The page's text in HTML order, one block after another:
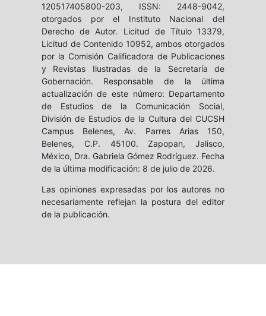
120517405800-203, ISSN: 2448-9042,
otorgados por el Instituto Nacional del
Derecho de Autor. Licitud de Título 13379,
Licitud de Contenido 10952, ambos otorgados
por la Comisión Calificadora de Publicaciones
y Revistas Ilustradas de la Secretaría de
Gobernación. Responsable de la última
actualización de este número: Departamento
de Estudios de la Comunicación Social,
División de Estudios de la Cultura del CUCSH
Campus Belenes, Av. Parres Arias 150,
Belenes, C.P. 45100. Zapopan, Jalisco,
México, Dra. Gabriela Gómez Rodríguez. Fecha
de la última modificación: 8 de julio de 2026.
Las opiniones expresadas por los autores no
necesariamente reflejan la postura del editor
de la publicación.